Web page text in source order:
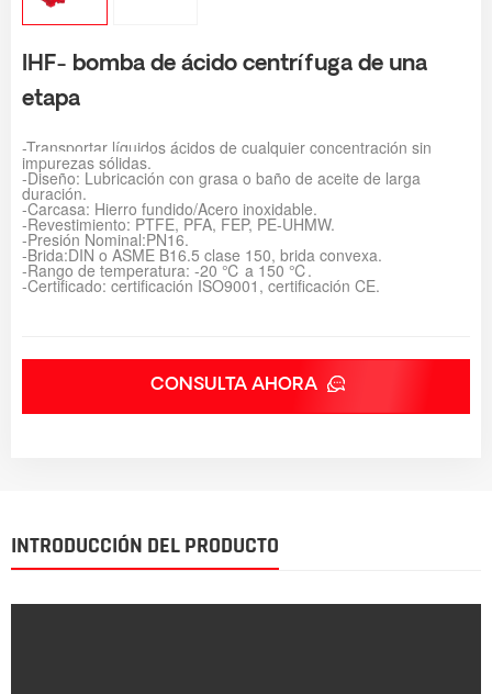
IHF- bomba de ácido centrífuga de una
etapa
-Transportar líquidos ácidos de cualquier concentración sin
impurezas sólidas.
-Diseño: Lubricación con grasa o baño de aceite de larga
duración.
-Carcasa: Hierro fundido/Acero inoxidable.
-Revestimiento: PTFE, PFA, FEP, PE-UHMW.
-Presión Nominal:PN16.
-Brida:DIN o ASME B16.5 clase 150, brida convexa.
-Rango de temperatura: -20 ℃ a 150 ℃.
-Certificado: certificación ISO9001, certificación CE.
CONSULTA AHORA
INTRODUCCIÓN DEL PRODUCTO